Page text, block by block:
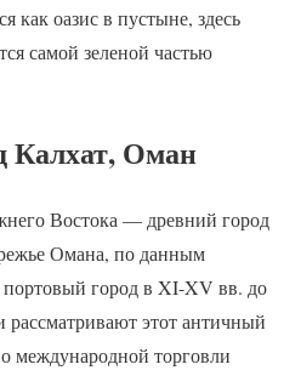
как оазис в пустыне, здесь
самой зеленой частью
Калхат, Оман
Востока — древний город
Омана, по данным
город в XI-XV вв. до
рассматривают этот античный
международной торговли